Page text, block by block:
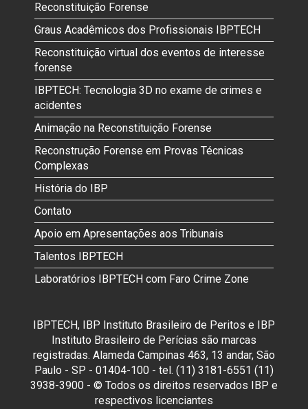
Reconstituição Forense
Graus Acadêmicos dos Profissionais IBPTECH
Reconstituição virtual dos eventos de interesse
forense
IBPTECH: Tecnologia 3D no exame de crimes e
acidentes
Animação na Reconstituição Forense
Reconstrução Forense em Provas Técnicas
Complexas
História do IBP
Contato
Apoio em Apresentações aos Tribunais
Talentos IBPTECH
Laboratórios IBPTECH com Faro Crime Zone
IBPTECH, IBP Instituto Brasileiro de Peritos e IBP
Instituto Brasileiro de Perícias são marcas
registradas. Alameda Campinas 463, 13 andar, São
Paulo - SP - 01404-100 - tel. (11) 3181-6551 (11)
3938-3900 - © Todos os direitos reservados IBP e
respectivos licenciantes